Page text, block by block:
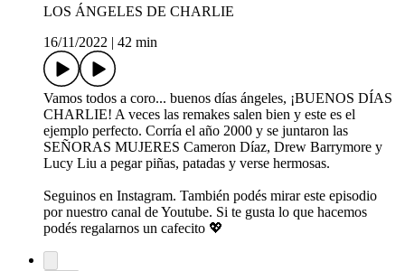
LOS ÁNGELES DE CHARLIE
16/11/2022
42 min
Vamos todos a coro... buenos días ángeles, ¡BUENOS DÍAS
CHARLIE! A veces las remakes salen bien y este es el
ejemplo perfecto. Corría el año 2000 y se juntaron las
SEÑORAS MUJERES Cameron Díaz, Drew Barrymore y
Lucy Liu a pegar piñas, patadas y verse hermosas.
Seguinos en Instagram. También podés mirar este episodio
por nuestro canal de Youtube. Si te gusta lo que hacemos
podés regalarnos un cafecito 💖